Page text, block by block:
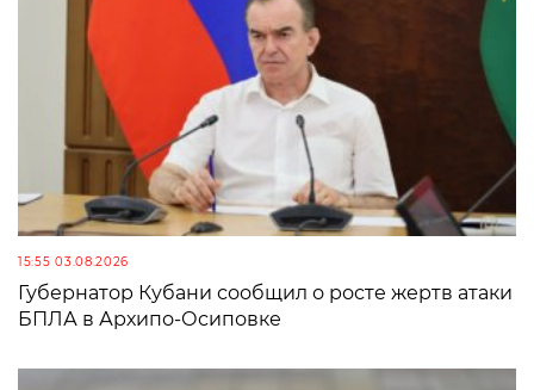
15:55 03.08.2026
Губернатор Кубани сообщил о росте жертв атаки
БПЛА в Архипо-Осиповке